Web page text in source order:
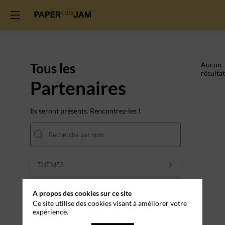
Tous les
Partenaires
Ils seront présents. Rencontrez-les !
THÈMES
Aucun
résultat
A propos des cookies sur ce site
Ce site utilise des cookies visant à améliorer votre
expérience.